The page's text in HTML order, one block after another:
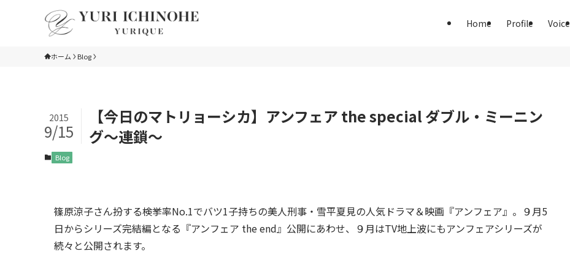
Home Profile Voice
ホーム Blog
【今日のマトリョーシカ】アンフェア the special ダブル・ミーニン
グ〜連鎖〜
2015
9/15
Blog
篠原涼子さん扮する検挙率No.1でバツ1子持ちの美人刑事・雪平夏見の人気ドラマ＆映画『アンフェア』。９月5
日からシリーズ完結編となる『アンフェア the end』公開にあわせ、９月はTV地上波にもアンフェアシリーズが
続々と公開されます。